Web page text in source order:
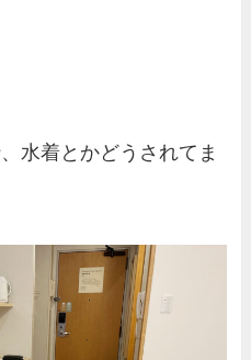
水着とかどうされてま